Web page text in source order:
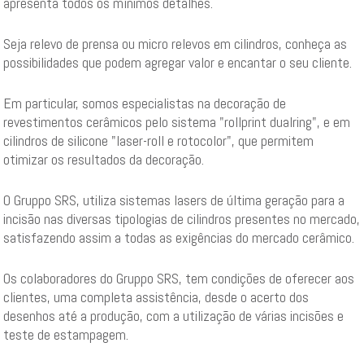
Seja relevo de prensa ou micro relevos em cilindros, conheça as
possibilidades que podem agregar valor e encantar o seu cliente.
Em particular, somos especialistas na decoração de
revestimentos cerâmicos pelo sistema "rollprint dualring", e em
cilindros de silicone "laser-roll e rotocolor", que permitem
otimizar os resultados da decoração.
O Gruppo SRS, utiliza sistemas lasers de última geração para a
incisão nas diversas tipologias de cilindros presentes no mercado,
satisfazendo assim a todas as exigências do mercado cerâmico.
Os colaboradores do Gruppo SRS, tem condições de oferecer aos
clientes, uma completa assistência, desde o acerto dos
desenhos até a produção, com a utilização de várias incisões e
teste de estampagem.